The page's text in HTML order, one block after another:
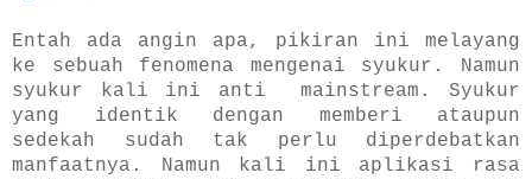
Entah ada angin apa, pikiran ini melayang
ke sebuah fenomena mengenai syukur. Namun
syukur kali ini anti mainstream. Syukur
yang identik dengan memberi ataupun
sedekah sudah tak perlu diperdebatkan
manfaatnya. Namun kali ini aplikasi rasa